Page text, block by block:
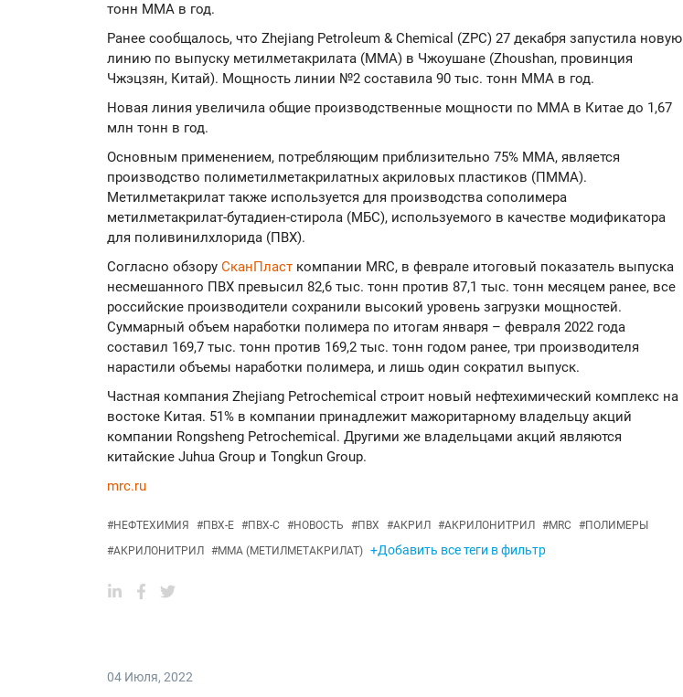
тонн ММА в год.
Ранее сообщалось, что Zhejiang Petroleum & Chemical (ZPC) 27 декабря запустила новую
линию по выпуску метилметакрилата (ММА) в Чжоушане (Zhoushan, провинция
Чжэцзян, Китай). Мощность линии №2 составила 90 тыс. тонн ММА в год.
Новая линия увеличила общие производственные мощности по ММА в Китае до 1,67
млн тонн в год.
Основным применением, потребляющим приблизительно 75% ММА, является
производство полиметилметакрилатных акриловых пластиков (ПММА).
Метилметакрилат также используется для производства сополимера
метилметакрилат-бутадиен-стирола (МБС), используемого в качестве модификатора
для поливинилхлорида (ПВХ).
Согласно обзору СканПласт компании MRC, в феврале итоговый показатель выпуска
несмешанного ПВХ превысил 82,6 тыс. тонн против 87,1 тыс. тонн месяцем ранее, все
российские производители сохранили высокий уровень загрузки мощностей.
Суммарный объем наработки полимера по итогам января – февраля 2022 года
составил 169,7 тыс. тонн против 169,2 тыс. тонн годом ранее, три производителя
нарастили объемы наработки полимера, и лишь один сократил выпуск.
Частная компания Zhejiang Petrochemical строит новый нефтехимический комплекс на
востоке Китая. 51% в компании принадлежит мажоритарному владельцу акций
компании Rongsheng Petrochemical. Другими же владельцами акций являются
китайские Juhua Group и Tongkun Group.
mrc.ru
#НЕФТЕХИМИЯ #ПВХ-Е #ПВХ-С #НОВОСТЬ #ПВХ #АКРИЛ #АКРИЛОНИТРИЛ #MRC #ПОЛИМЕРЫ
#АКРИЛОНИТРИЛ #ММА (МЕТИЛМЕТАКРИЛАТ) +Добавить все теги в фильтр
04 Июля, 2022